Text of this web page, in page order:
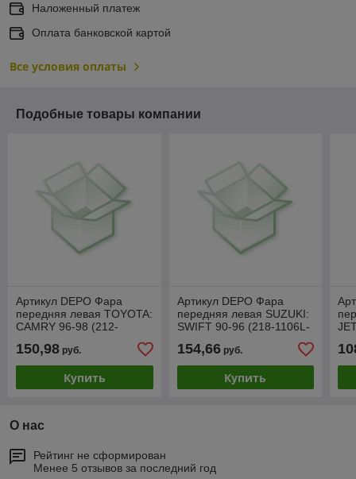
Наложенный платеж
Оплата банковской картой
Все условия оплаты
Подобные товары компании
Артикул DEPO Фара
передняя левая TOYOTA:
CAMRY 96-98 (212-
150,98 руб.
Купить
Артикул DEPO Фара
передняя левая SUZUKI:
SWIFT 90-96 (218-1106L-
154,66руб.
Купить
О нас
Рейтинг не сформирован
Менее 5 отзывов за последний год